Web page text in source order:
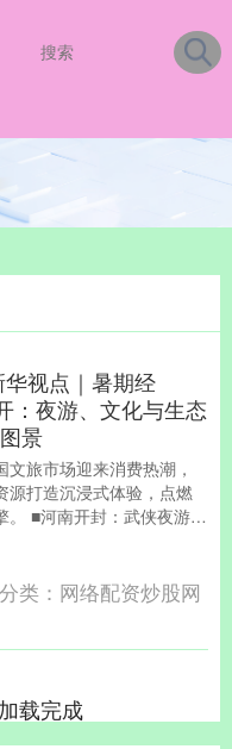
视点｜暑期经
：夜游、文化与生态
景
文旅市场迎来消费热潮，
源打造沉浸式体验，点燃
。 ■河南开封：武侠夜游，
幕下的万岁山武侠城灯火
分类： 网络配资炒股网
载完成